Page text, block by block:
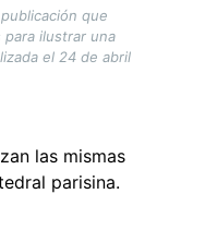
que
para ilustrar una
el 24 de abril
las mismas
parisina.